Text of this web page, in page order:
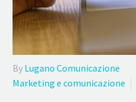
By Lugano Comunicazione
Marketing e comunicazione